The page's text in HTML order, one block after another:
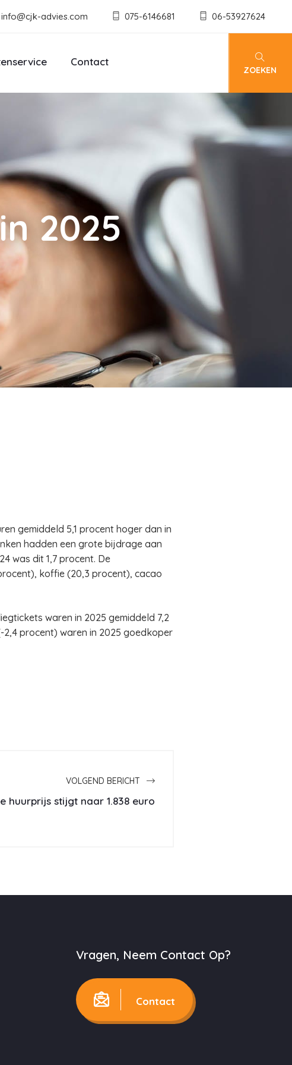
info@cjk-advies.com 075-6146681 06-53927624
Contact
ZOEKEN
2025
gemiddeld 5,1 procent hoger dan in
hadden een grote bijdrage aan
was dit 1,7 procent. De
koffie (20,3 procent), cacao
waren in 2025 gemiddeld 7,2
procent) waren in 2025 goedkoper
VOLGEND BERICHT
huurprijs stijgt naar 1.838 euro
Vragen, Neem Contact Op?
Contact